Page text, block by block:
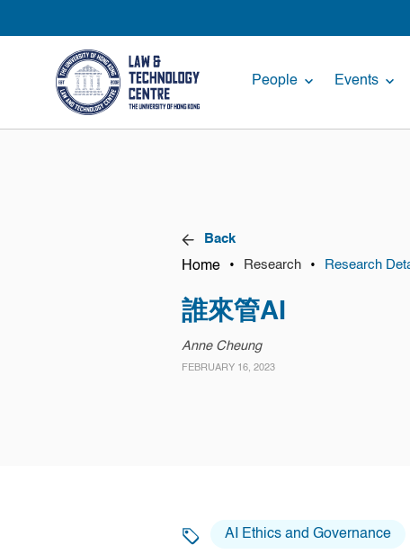
People Events
Back
Home • Research • Research
誰來管AI
Anne Cheung
FEBRUARY 16, 2023
AI Ethics and Governance